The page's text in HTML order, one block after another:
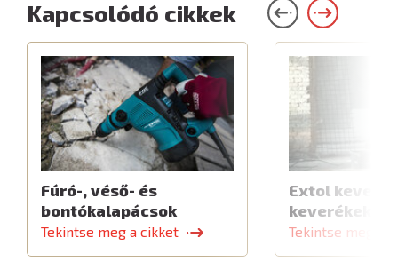
Kapcsolódó cikkek
Fúró-, véső- és
bontókalapácsok
Tekintse meg a cikket
Extol
Tekintse meg a